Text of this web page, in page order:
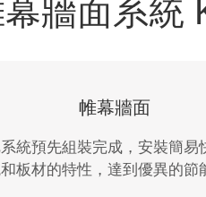
牆面系統
帷幕牆面
統預先組裝完成，安裝簡
板材的特性，達到優異的節